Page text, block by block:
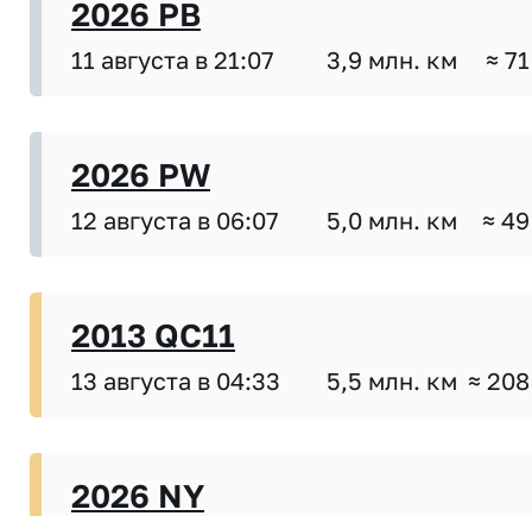
2026 PB
11 августа в 21:07 3,9 млн. км ≈
2026 PW
12 августа в 06:07 5,0 млн. км ≈
2013 QC11
13 августа в 04:33 5,5 млн. км ≈
2026 NY